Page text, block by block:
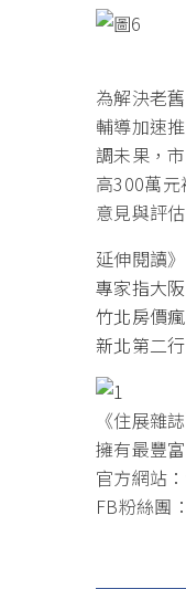
為解決老
輔導加速
調未果，
高300萬
意見與評
延伸閱讀》
專家指大
竹北房價
新北第二
《住展雜
擁有最豐
官方網站：
FB粉絲團：